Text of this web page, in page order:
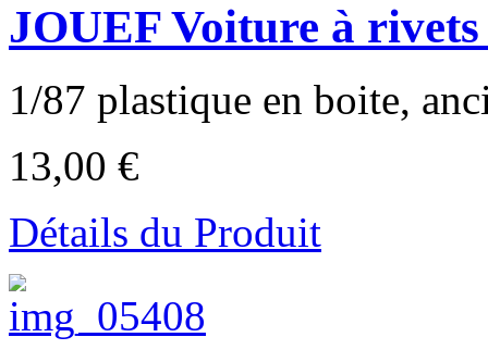
JOUEF Voiture à
1/87 plastique en boite,
13,00 €
Détails du Produit